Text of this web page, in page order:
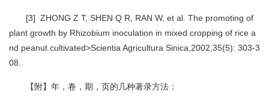
[3] ZHONG Z T, SHEN Q R, RAN W, et al. The promoting of
plant growth by Rhizobium inoculation in mixed cropping of rice a
nd peanut cultivated>Scientia Agricultura Sinica,2002,35(5): 303-3
08.
【附】年，卷，期，页的几种著录方法：